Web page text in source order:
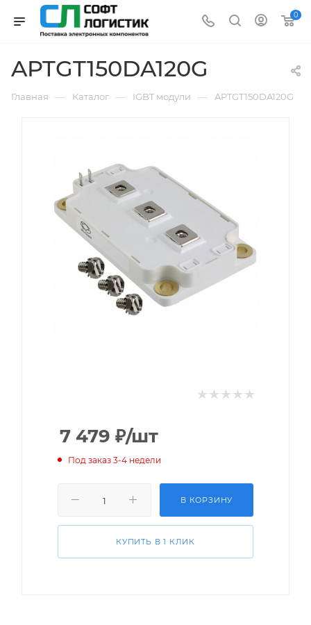
0
APTGT150DA120G
Главная — Каталог — IGBT модули — APTGT150DA120G
7 479 ₽/шт
Под заказ 3-4 недели
В КОРЗИНУ
КУПИТЬ В 1 КЛИК